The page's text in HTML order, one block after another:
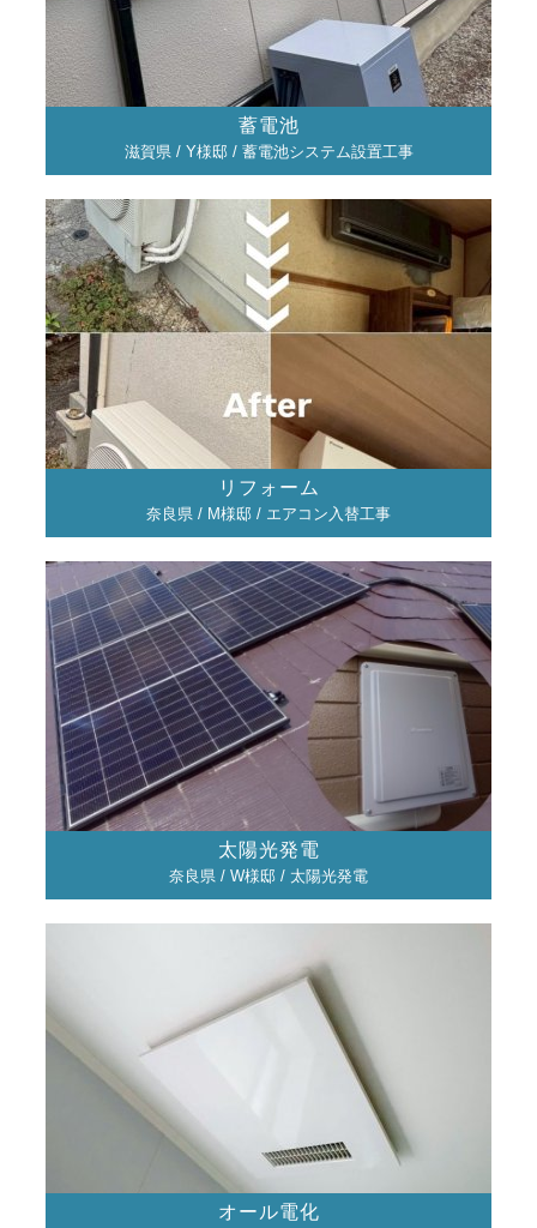
蓄電池
滋賀県 / Y様邸 / 蓄電池システム設置工事
リフォーム
奈良県 / M様邸 / エアコン入替工事
太陽光発電
奈良県 / W様邸 / 太陽光発電
オール電化